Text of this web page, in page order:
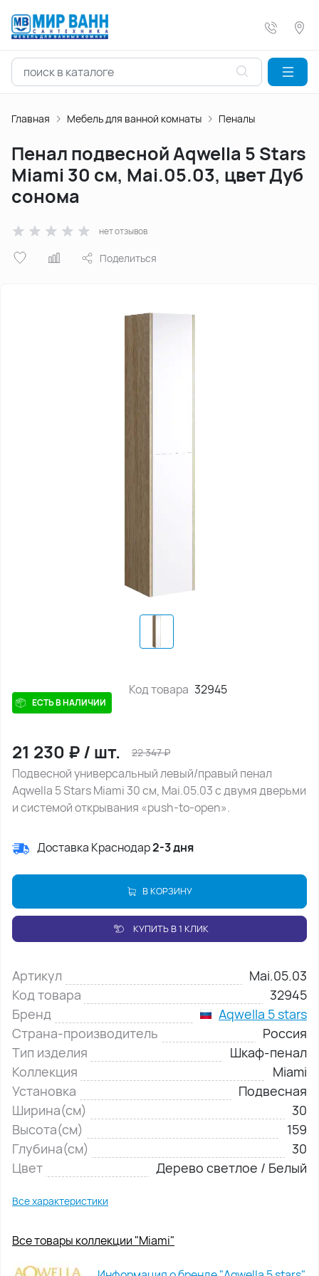
Главная Мебель для ванной комнаты Пеналы
Пенал подвесной Aqwella 5 Stars
Miami 30 см, Mai.05.03, цвет Дуб
сонома
нет отзывов
Поделиться
ЕСТЬ В НАЛИЧИИ
Код товара 32945
21 230 ₽/ шт. 22 347₽
Подвесной универсальный левый/правый пенал
Aqwella 5 Stars Miami 30 см, Mai.05.03 с двумя дверьми
и системой открывания «push-to-open».
Доставка Краснодар2-3 дня
В КОРЗИНУ
КУПИТЬ В 1 КЛИК
Артикул
Mai.05.03
Код товара
32945
Бренд
Aqwella 5 stars
Страна-производитель
Россия
Тип изделия
Шкаф-пенал
Коллекция
Miami
Установка
Подвесная
Ширина(см)
30
Высота(см)
159
Глубина(см)
30
Цвет
Дерево светлое / Белый
Все характеристики
Все товары коллекции "Miami"